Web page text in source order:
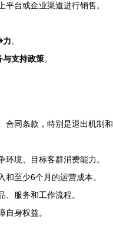
台或企业渠道进行销售。
力。
与支持政策。
合同条款，特别是退出机制和
境、目标客群消费能力。
和至少6个月的运营成本。
、服务和工作流程。
自身权益。